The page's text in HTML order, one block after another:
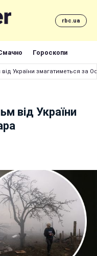
rbc.ua
Гороскопи
України змагатиметься за
від України